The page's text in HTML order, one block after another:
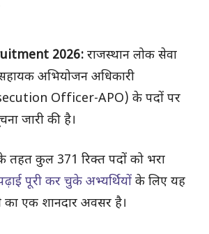
2026: राजस्थान लोक सेवा
अभियोजन अधिकारी
Officer-APO) के पदों पर
जारी की है।
तहत कुल 371 रिक्त पदों को भरा
पूरी कर चुके अभ्यर्थियों के लिए यह
का एक शानदार अवसर है।